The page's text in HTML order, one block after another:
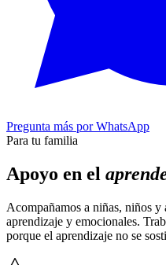
Pregunta más por WhatsApp
Para tu familia
Apoyo en el
Acompañamos a niñas, niños y
aprendizaje y emocionales.
porque el aprendizaje no se